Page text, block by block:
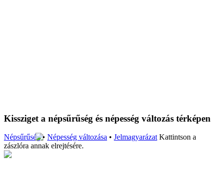
Kissziget a népsűrűség és népesség változás térképen
Népsűrűség• Népesség változása • JelmagyarázatKattintson a
zászlóra annak elrejtésére.